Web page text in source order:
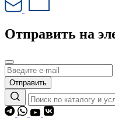
Отправить на
Отправить